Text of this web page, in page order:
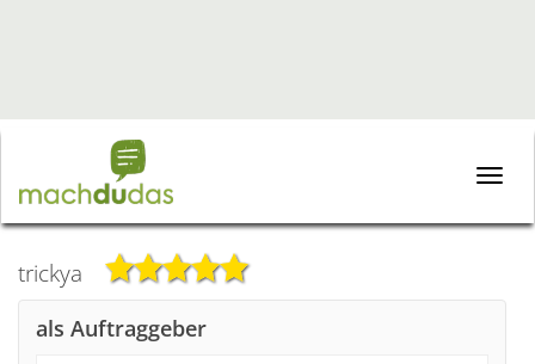
Toggle
trickya
als Auftraggeber